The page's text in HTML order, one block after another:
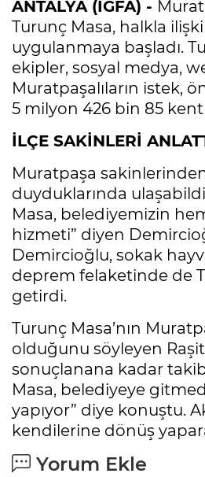
ANTALYA (İGFA) -
Turunç Masa, halkla
uygulanmaya başladı.
ekipler, sosyal medya,
Muratpaşalıların istek,
5 milyon 426 bin 85
İLÇE SAKİNLERİ
Muratpaşa
duyduklarında
Masa, belediyemizin
hizmeti” diyen
Demircioğlu, sokak
deprem felaketinde de
getirdi.
Turunç Masa’nın
olduğunu söyleyen
sonuçlanana kadar
Masa, belediyeye
yapıyor” diye konuştu.
kendilerine dönüş
Yorum Ekle